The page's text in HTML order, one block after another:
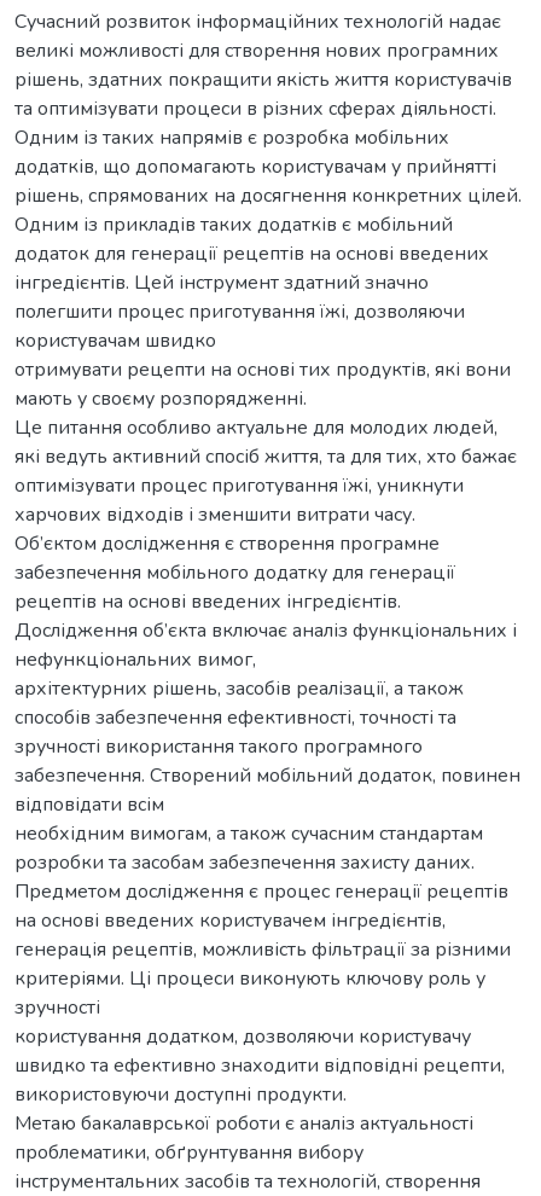
Сучасний розвиток інформаційних технологій надає
великі можливості для створення нових програмних
рішень, здатних покращити якість життя користувачів
та оптимізувати процеси в різних сферах діяльності.
Одним із таких напрямів є розробка мобільних
додатків, що допомагають користувачам у прийнятті
рішень, спрямованих на досягнення конкретних цілей.
Одним із прикладів таких додатків є мобільний
додаток для генерації рецептів на основі введених
інгредієнтів. Цей інструмент здатний значно
полегшити процес приготування їжі, дозволяючи
користувачам швидко
отримувати рецепти на основі тих продуктів, які вони
мають у своєму розпорядженні.
Це питання особливо актуальне для молодих людей,
які ведуть активний спосіб життя, та для тих, хто бажає
оптимізувати процес приготування їжі, уникнути
харчових відходів і зменшити витрати часу.
Об’єктом дослідження є створення програмне
забезпечення мобільного додатку для генерації
рецептів на основі введених інгредієнтів.
Дослідження об’єкта включає аналіз функціональних і
нефункціональних вимог,
архітектурних рішень, засобів реалізації, а також
способів забезпечення ефективності, точності та
зручності використання такого програмного
забезпечення. Створений мобільний додаток, повинен
відповідати всім
необхідним вимогам, а також сучасним стандартам
розробки та засобам забезпечення захисту даних.
Предметом дослідження є процес генерації рецептів
на основі введених користувачем інгредієнтів,
генерація рецептів, можливість фільтрації за різними
критеріями. Ці процеси виконують ключову роль у
зручності
користування додатком, дозволяючи користувачу
швидко та ефективно знаходити відповідні рецепти,
використовуючи доступні продукти.
Метаю бакалаврської роботи є аналіз актуальності
проблематики, обґрунтування вибору
інструментальних засобів та технологій, створення